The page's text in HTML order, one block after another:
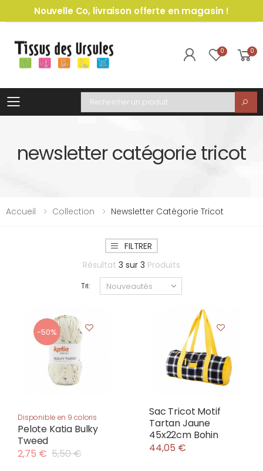
Nouvelle Co, livraison offerte en magasin !
0 0
Toggle mobile menu
Recherche
newsletter catégorie tricot
Accueil Collection Newsletter Catégorie Tricot
FILTRER
Résultat 3 sur 3 Produits
Tri:
-50%
Disponible en 9 coloris
Pelote Katia Bulky
Tweed
2,75 € 5,50 €
Sac Tricot Motif
Tartan Jaune
45x22cm Bohin
44,05 €